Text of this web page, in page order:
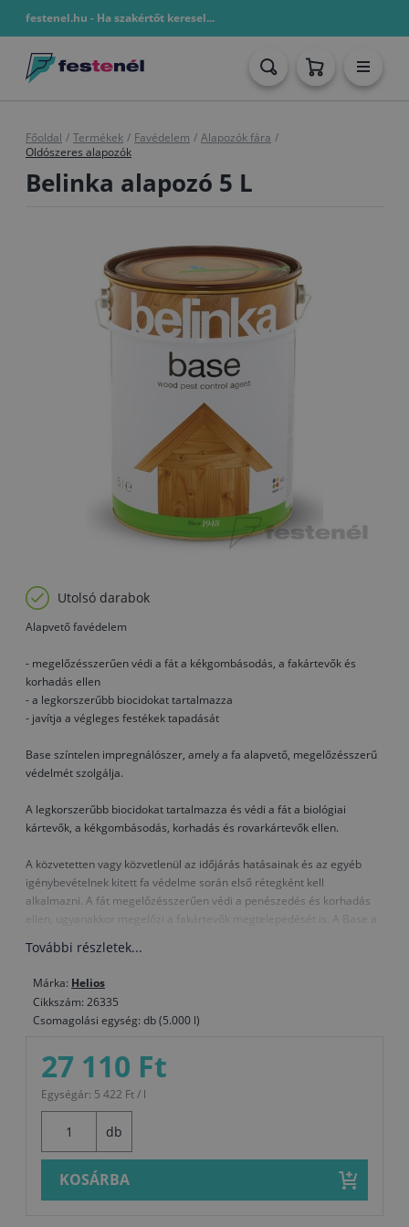
festenel.hu - Ha szakértőt keresel...
Főoldal / Termékek / Favédelem / Alapozók fára /
Oldószeres alapozók
Belinka alapozó 5 L
Utolsó darabok
Alapvető favédelem
- megelőzésszerűen védi a fát a kékgombásodás, a fakártevők és
korhadás ellen
- a legkorszerűbb biocidokat tartalmazza
- javítja a végleges festékek tapadását
Base színtelen impregnálószer, amely a fa alapvető, megelőzésszerű
védelmét szolgálja.
A legkorszerűbb biocidokat tartalmazza és védi a fát a biológiai
kártevők, a kékgombásodás, korhadás és rovarkártevők ellen.
A közvetetten vagy közvetlenül az időjárás hatásainak és az egyéb
igénybevételnek kitett fa védelme során első rétegként kell
alkalmazni. A fát megelőzésszerűen védi a penészedés és korhadás
ellen, ugyanakkor megelőzi a fakártevők megtelepedését is. A Base a
amely javítja a rákerülő festékrétegek tapadását is.
A Base-t önmagában általában nem alkalmazzuk, kivéve a szerkezeti
faelemek védelmére, minden más esetben javasoljuk, hogy folytassa a
favédelmet a Belinka valamelyik felületi festékével, amely védi a fát az
felületet, így a biocidok a faanyagban maradnak és nem kerülnek
A Base- t nem javasoljuk lakótérben való alkalmazásra, kivéve kisebb
nem tartózkodnak sokat (pincék, fürdőszobák).
Kiadósság: optimális védelemhez 1 l Base-t használjon 5 - 10
További részletek...
Márka: Helios
Cikkszám: 26335
Csomagolási egység: db (5.000 l)
27 110 Ft
Egységár: 5 422 Ft / l
db
KOSÁRBA